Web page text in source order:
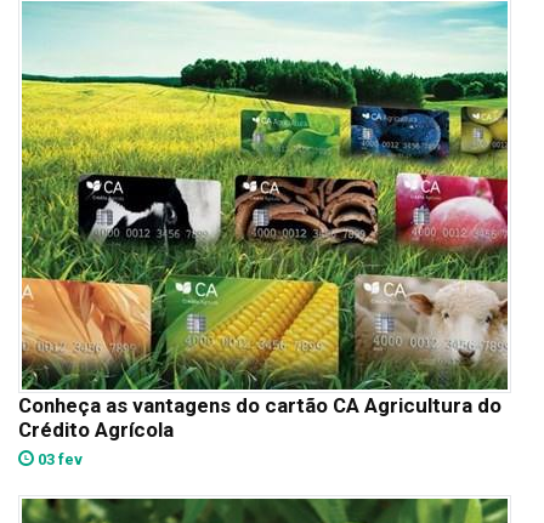
Conheça as vantagens do cartão CA Agricultura do
Crédito Agrícola
03 fev